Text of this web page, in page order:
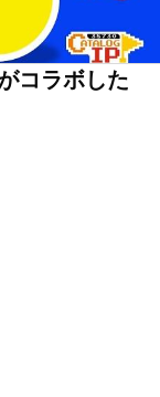
コラボした